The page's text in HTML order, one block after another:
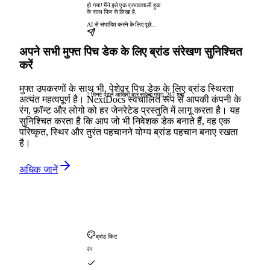
हो गया! मैंने इसे एक प्रभावशाली हुक
के साथ फिर से लिखा है.
AI से संपादित करने के लिए पूछें...
2 मिनट पहले आखिरी बार सहेजा गया1,247 शब्द
अपने सभी मुफ्त पिच डेक के लिए ब्रांड संरेखण सुनिश्चित
करें
मुफ्त उपकरणों के साथ भी, पेशेवर पिच डेक के लिए ब्रांड स्थिरता
अत्यंत महत्वपूर्ण है। NextDocs स्वचालित रूप से आपकी कंपनी के
रंग, फ़ॉन्ट और लोगो को हर जेनरेटेड प्रस्तुति में लागू करता है। यह
सुनिश्चित करता है कि आप जो भी निवेशक डेक बनाते हैं, वह एक
परिष्कृत, स्थिर और तुरंत पहचानने योग्य ब्रांड पहचान बनाए रखता
है।
अधिक जानें
ब्रांड किट
रंग